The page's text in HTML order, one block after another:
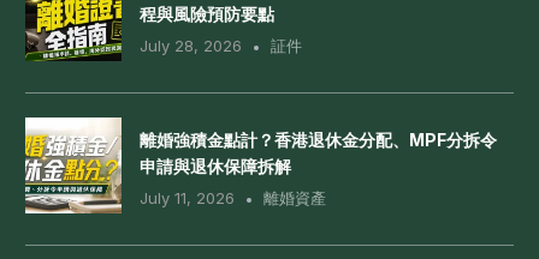
程與風險預防要點
July 28, 2026 証件
離婚強積金點計？香港退休金分配、MPF分拆令
申請與退休保障拆解
July 11, 2026 離婚資產